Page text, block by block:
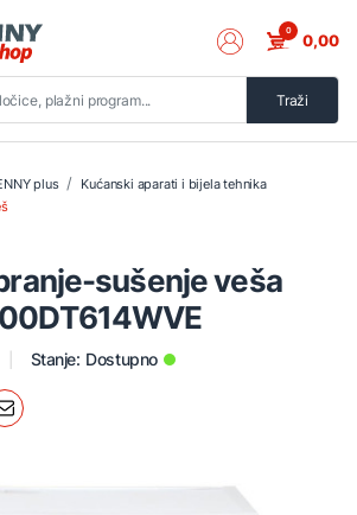
Traži
0 0,00
plus
Kućanski aparati i bijela tehnika
sušenje veša
Stanje: Dostupno